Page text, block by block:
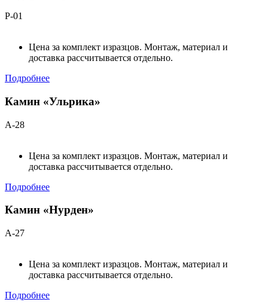
Р-01
Цена за комплект изразцов. Монтаж, материал и
доставка рассчитывается отдельно.
Подробнее
Камин «Ульрика»
А-28
Цена за комплект изразцов. Монтаж, материал и
доставка рассчитывается отдельно.
Подробнее
Камин «Нурден»
А-27
Цена за комплект изразцов. Монтаж, материал и
доставка рассчитывается отдельно.
Подробнее